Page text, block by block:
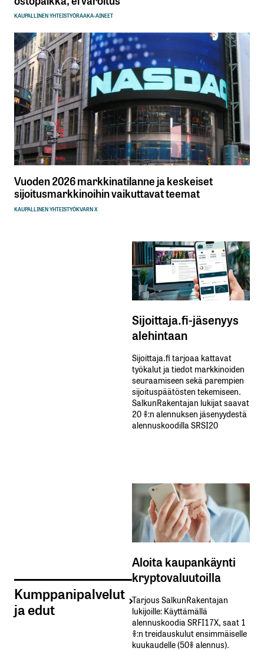
KAUPALLINEN YHTEISTYÖRAAKA-AINEET
Vuoden 2026 markkinatilanne ja keskeiset
sijoitusmarkkinoihin vaikuttavat teemat
KAUPALLINEN YHTEISTYÖKVARN X
Kumppanipalvelut
ja edut
Sijoittaja.fi-jäsenyys
alehintaan
Sijoittaja.fi tarjoaa kattavat
työkalut ja tiedot markkinoiden
seuraamiseen sekä parempien
sijoituspäätösten tekemiseen.
SalkunRakentajan lukijat saavat
20 %:n alennuksen jäsenyydestä
alennuskoodilla SRSI20
Aloita kaupankäynti
kryptovaluutoilla
Tarjous SalkunRakentajan
lukijoille: Käyttämällä​ ​
alennuskoodia​ ​SRFI17X,​ ​saat​ ​1
%:n treidauskulut​ ​ensimmäiselle​ ​
kuukaudelle​ ​(50%​ ​alennus).